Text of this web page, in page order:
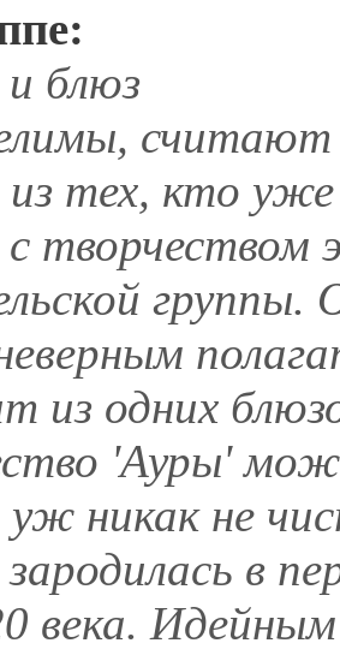
блюз
считают
из тех, кто уже
с творчеством
группы.
из одних
'Ауры'
уж никак не
в
века.